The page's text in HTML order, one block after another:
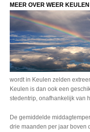
MEER OVER WEER KEULEN
wordt in Keulen zelden
Keulen is dan ook een
stedentrip, onafhankelijk van
De gemiddelde
drie maanden per jaar boven